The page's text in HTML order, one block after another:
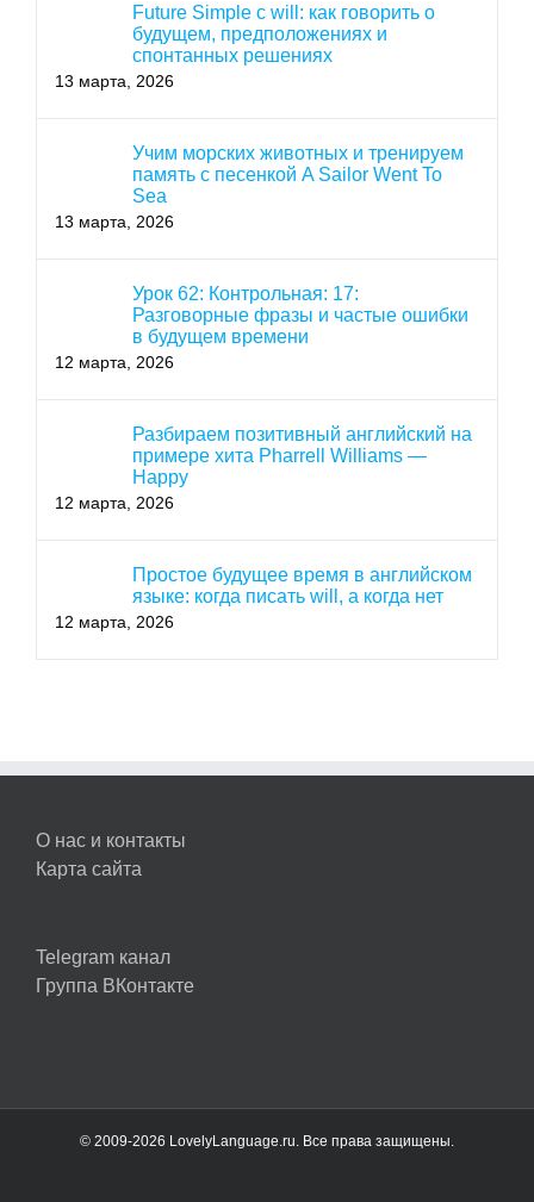
Future Simple с will: как говорить о
будущем, предположениях и
спонтанных решениях
13 марта, 2026
Учим морских животных и тренируем
память с песенкой A Sailor Went To
Sea
13 марта, 2026
Урок 62: Контрольная: 17:
Разговорные фразы и частые ошибки
в будущем времени
12 марта, 2026
Разбираем позитивный английский на
примере хита Pharrell Williams —
Happy
12 марта, 2026
Простое будущее время в английском
языке: когда писать will, а когда нет
12 марта, 2026
О нас и контакты
Карта сайта
Telegram канал
Группа ВКонтакте
© 2009-2026 LovelyLanguage.ru. Все права защищены.